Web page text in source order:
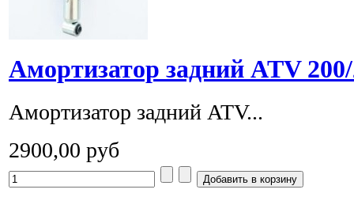
Амортизатор задний ATV
Амортизатор задний ATV...
2900,00 руб